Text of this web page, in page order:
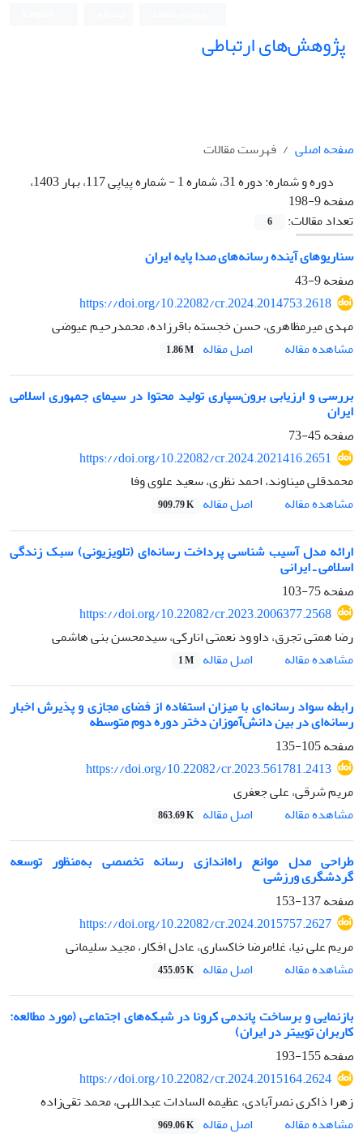
پژوهش‌های ارتباطی
صفحه اصلی
فهرست مقالات
دوره و شماره:
دوره 31، شماره 1 - شماره پیاپی 117، بهار 1403،
صفحه 9-198
تعداد مقالات:
6
سناریوهای آینده رسانه‌های صدا پایه ایران
صفحه9-43
https://doi.org/10.22082/cr.2024.2014753.2618
مهدی میرمظاهری، حسن خجسته باقرزاده، محمدرحیم عیوضی
مشاهده مقاله
اصل مقاله 1.86 M
بررسی و ارزیابی برون‌سپاری تولید محتوا در سیمای جمهوری اسلامی
ایران
صفحه45-73
https://doi.org/10.22082/cr.2024.2021416.2651
محمدقلی میناوند، احمد نظری، سعید علوی وفا
مشاهده مقاله
اصل مقاله 909.79 K
ارائه مدل آسیب‎ شناسی پرداخت رسانه‌ای (تلویزیونی) سبک زندگی
اسلامی ـ ایرانی
صفحه75-103
https://doi.org/10.22082/cr.2023.2006377.2568
رضا همتی تجرق، داو,ود نعمتی انارکی، سیدمحسن بنی هاشمی
مشاهده مقاله
اصل مقاله 1 M
رابطه سواد رسانه‌ای با میزان استفاده از فضای مجازی و پذیرش اخبار
رسانه‌ای در بین دانش‌آموزان دختر دوره دوم متوسطه
صفحه105-135
https://doi.org/10.22082/cr.2023.561781.2413
مریم شرقی، علی جعفری
مشاهده مقاله
اصل مقاله 863.69 K
طراحی مدل موانع راه‌اندازی رسانه تخصصی به‌منظور توسعه
گردشگری ورزشی
صفحه137-153
https://doi.org/10.22082/cr.2024.2015757.2627
مریم علی نیا، غلامرضا خاکساری، عادل افکار، مجید سلیمانی
مشاهده مقاله
اصل مقاله 455.05 K
بازنمایی و برساخت پاندمی کرونا در شبکه‌های اجتماعی (مورد مطالعه:
کاربران توییتر در ایران)
صفحه155-193
https://doi.org/10.22082/cr.2024.2015164.2624
زهرا ذاکری نصرآبادی، عظیمه السادات عبداللهی، محمد تقی‌زاده
مشاهده مقاله
اصل مقاله 969.06 K